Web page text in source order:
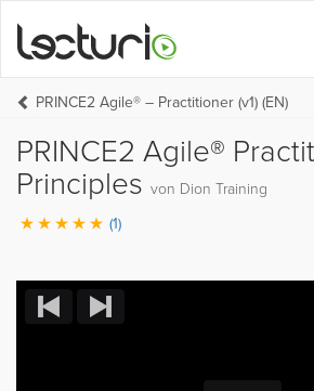
PRINCE2 Agile® – Practitioner (v1) (EN)
PRINCE2 Agile®
Principles von Dion Training
(1)